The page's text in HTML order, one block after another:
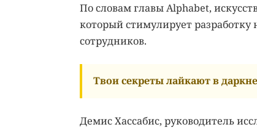
По словам главы Alphabet,
который стимулирует разработку
сотрудников.
Твои секреты лайкают в
Демис Хассабис, руководитель